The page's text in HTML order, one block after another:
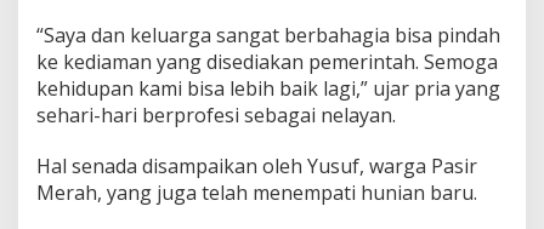
“Saya dan keluarga sangat berbahagia bisa pindah
ke kediaman yang disediakan pemerintah. Semoga
kehidupan kami bisa lebih baik lagi,” ujar pria yang
sehari-hari berprofesi sebagai nelayan.
Hal senada disampaikan oleh Yusuf, warga Pasir
Merah, yang juga telah menempati hunian baru.